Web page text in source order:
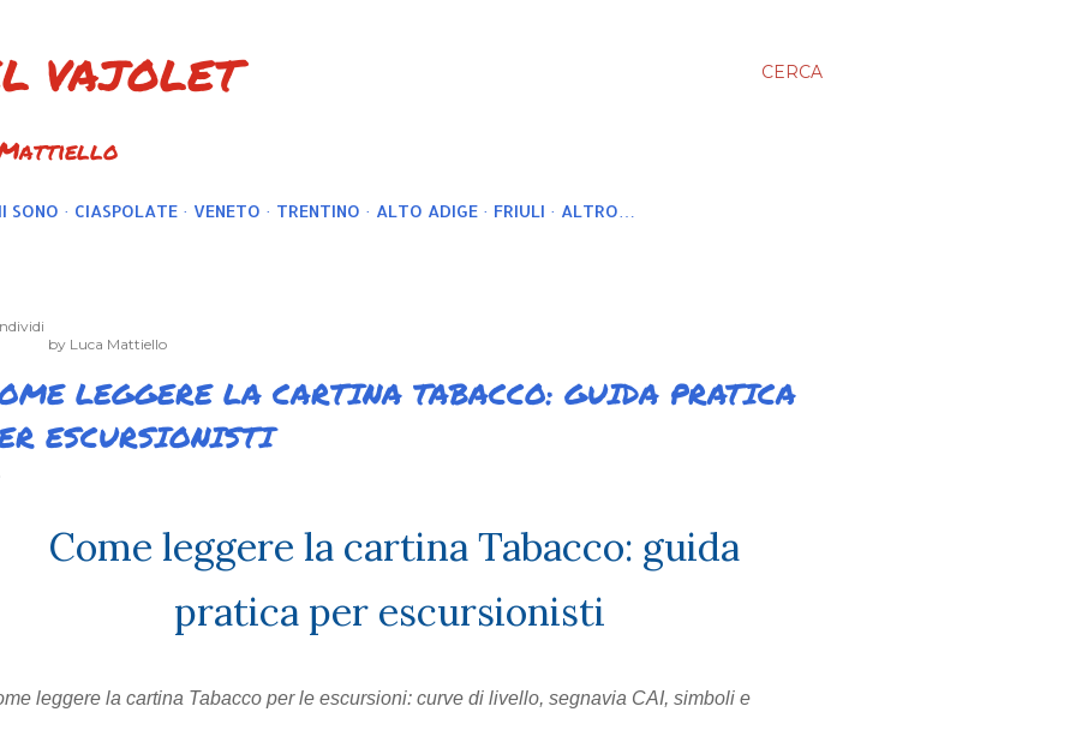
CERCA
VAJOLET
Mattiello
SONO CIASPOLATE VENETO TRENTINO ALTO ADIGE FRIULI ALTRO…
by Luca Mattiello
LEGGERE LA CARTINA TABACCO: GUIDA PRATICA
ESCURSIONISTI
Come leggere la cartina Tabacco: guida
pratica per escursionisti
leggere la cartina Tabacco per le escursioni: curve di livello, segnavia CAI, simboli e